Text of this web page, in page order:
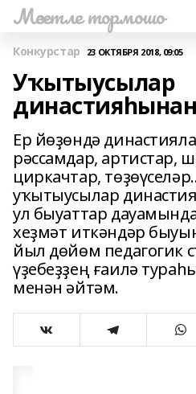
Мәсетле тормошо
Конкурстар 23 ОКТЯБРЯ 2018, 09:05
Уҡытыусылар
Ер йөҙөндә
рәссамдар, артистар,
циркачтар,
уҡытыусылар
ул быуаттар
хеҙмәт иткәндәр
йыл дөйөм педагогик
үҙебеҙҙең ғаилә
менән әйтәм.